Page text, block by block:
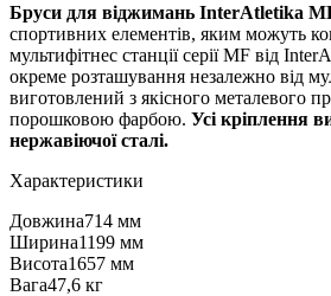
Бруси для віджимань InterAtletika
спортивних елементів, яким можуть
мультифітнес станції серії MF від
окреме розташування незалежно від
виготовлений з якісного металевого
порошковою фарбою. Усі кріплення
нержавіючої сталі.
Характеристики
Довжина714 мм
Ширина1199 мм
Висота1657 мм
Вага47,6 кг